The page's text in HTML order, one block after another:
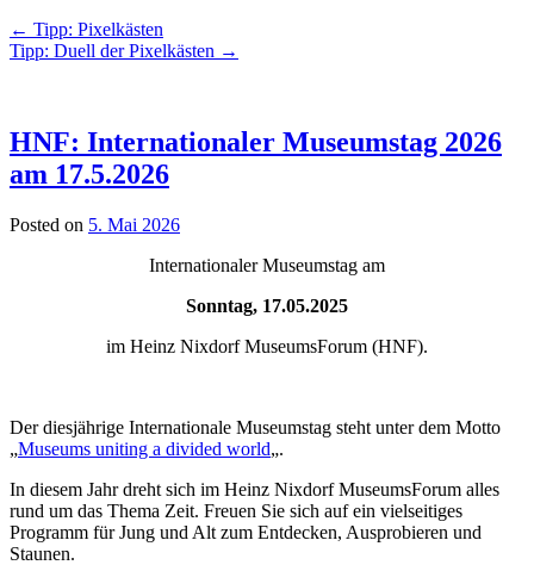
Beitragsnavigation
← Tipp: Pixelkästen
Tipp: Duell der Pixelkästen →
HNF: Internationaler Museumstag 2026
am 17.5.2026
Posted on 5. Mai 2026
Internationaler Museumstag am
Sonntag, 17.05.2025
im Heinz Nixdorf MuseumsForum (HNF).
Der diesjährige Internationale Museumstag steht unter dem Motto
„Museums uniting a divided world„.
In diesem Jahr dreht sich im Heinz Nixdorf MuseumsForum alles
rund um das Thema Zeit. Freuen Sie sich auf ein vielseitiges
Programm für Jung und Alt zum Entdecken, Ausprobieren und
Staunen.